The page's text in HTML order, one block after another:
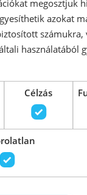
Reitter
9-17 :: Sz
ZÁRVA
::06
megosztjuk
azokat
számukra,
használatából
Célzás